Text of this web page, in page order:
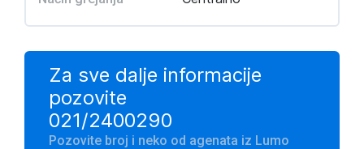
Za sve dalje informacije
pozovite
021/2400290
Pozovite broj i neko od agenata iz Lumo